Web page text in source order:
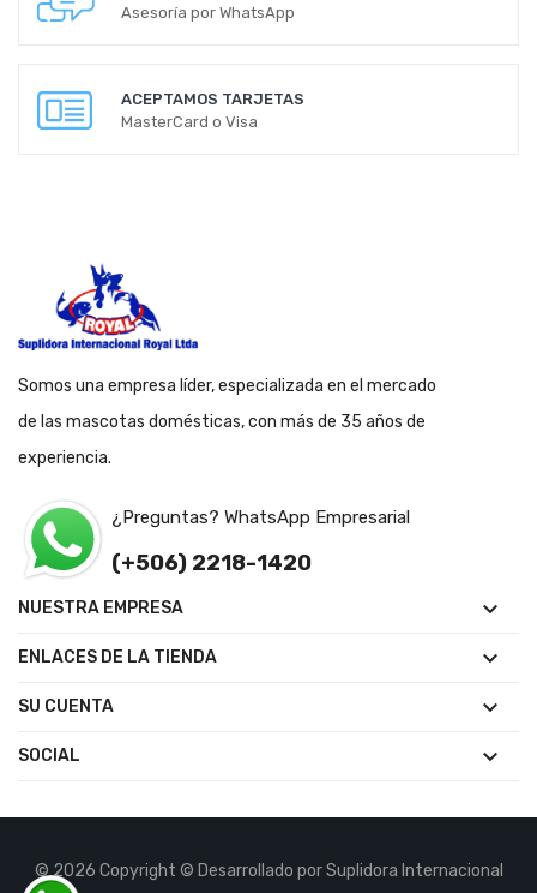
Asesoría por WhatsApp
ACEPTAMOS TARJETAS
MasterCard o Visa
Somos una empresa líder, especializada en el mercado
de las mascotas domésticas, con más de 35 años de
experiencia.
¿Preguntas? WhatsApp Empresarial
(+506) 2218-1420
NUESTRA EMPRESA 
ENLACES DE LA TIENDA 
SU CUENTA 
SOCIAL 
© 2026 Copyright © Desarrollado por Suplidora Internacional